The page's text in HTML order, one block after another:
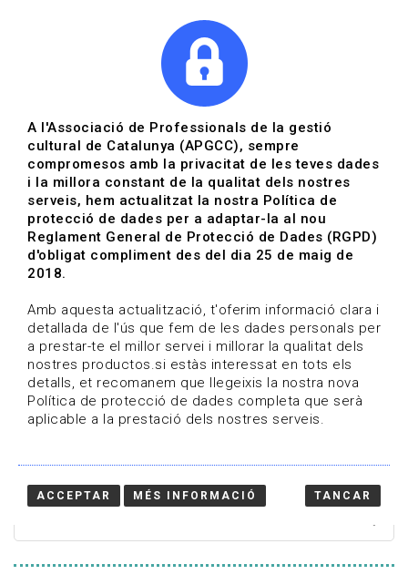
Actualitza't
Vols estar al dia?
HOME / BLOG
Estigues al dia
Convocatòries, activitats i notícies del sector de la
cultura.
A l'Associació de Professionals de la gestió
cultural de Catalunya (APGCC), sempre
compromesos amb la privacitat de les teves dades
i la millora constant de la qualitat dels nostres
serveis, hem actualitzat la nostra Política de
protecció de dades per a adaptar-la al nou
Reglament General de Protecció de Dades (RGPD)
d'obligat compliment des del dia 25 de maig de
2018.
Amb aquesta actualització, t'oferim informació clara i
detallada de l'ús que fem de les dades personals per
a prestar-te el millor servei i millorar la qualitat dels
nostres productos.si estàs interessat en tots els
detalls, et recomanem que llegeixis la nostra nova
Política de protecció de dades completa que serà
aplicable a la prestació dels nostres serveis.
ACCEPTAR MÉS INFORMACIÓ TANCAR